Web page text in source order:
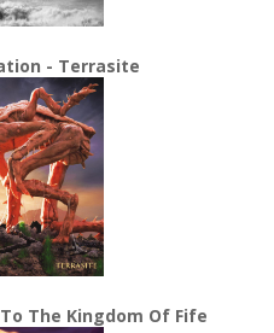
- Terrasite
The Kingdom Of Fife